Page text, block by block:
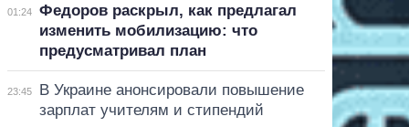
01:24
Федоров раскрыл, как предлагал
изменить мобилизацию: что
предусматривал план
23:45
В Украине анонсировали повышение
зарплат учителям и стипендий